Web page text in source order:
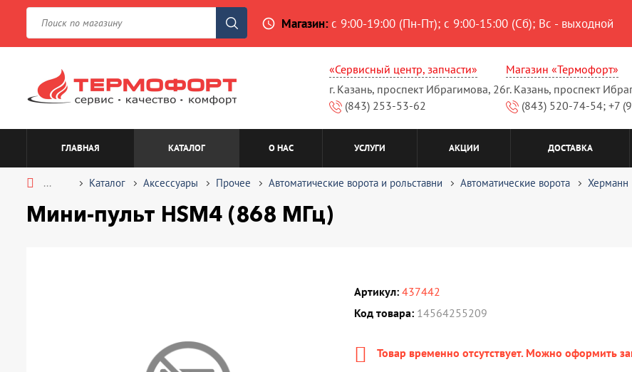
access_time Магазин:с 9:00-19:00 (Пн-Пт); с 9:00-15:00 (Сб); Вс - выходной
«Сервисный центр, запчасти»
г. Казань, проспект Ибрагимова, 26
(843) 253-53-62
Магазин «Термофорт»
г. Казань, проспект
(843) 520-74-54; +7
ГЛАВНАЯ КАТАЛОГ О НАС УСЛУГИ АКЦИИ ДОСТАВКА
... Каталог Аксессуары Прочее Автоматические ворота и рольставни Автоматические ворота Херманн
Мини-пульт HSM4 (868 МГц)
Артикул: 437442
Код товара: 14564255209
Товар временно отсутствует. Можно оформить